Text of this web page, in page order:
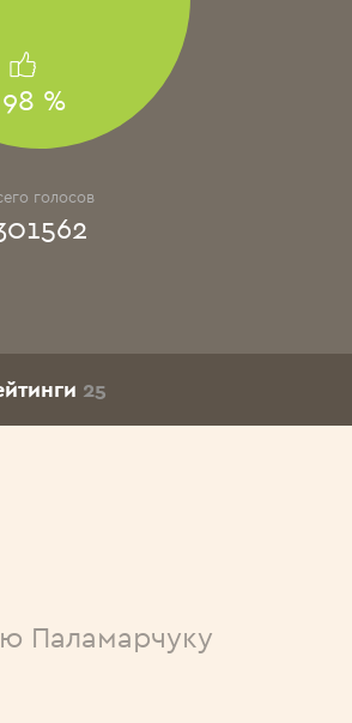
98 %
голосов
25
Паламарчуку